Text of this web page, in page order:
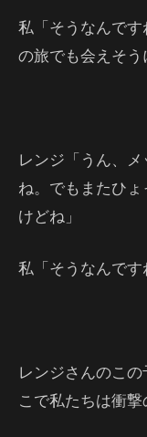
私「そうなんで
の旅でも会えそう
レンジ「うん、
ね。でもまたひ
けどね」
私「そうなんです
レンジさんのこ
こで私たちは衝撃